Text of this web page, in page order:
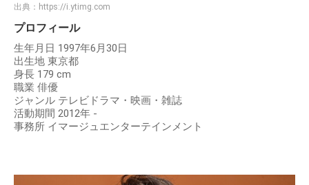
出典： https://i.ytimg.com
プロフィール
生年月日 1997年6月30日
出生地 東京都
身長 179 cm
職業 俳優
ジャンル テレビドラマ・映画・雑誌
活動期間 2012年 -
事務所 イマージュエンターテインメント